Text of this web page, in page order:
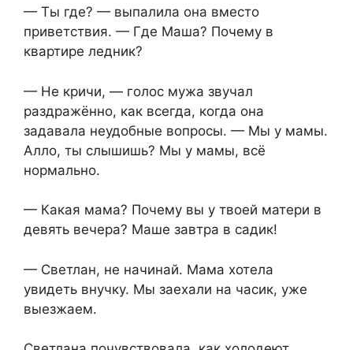
— Ты где? — выпалила она вместо
приветствия. — Где Маша? Почему в
квартире ледник?
— Не кричи, — голос мужа звучал
раздражённо, как всегда, когда она
задавала неудобные вопросы. — Мы у мамы.
Алло, ты слышишь? Мы у мамы, всё
нормально.
— Какая мама? Почему вы у твоей матери в
девять вечера? Маше завтра в садик!
— Светлан, не начинай. Мама хотела
увидеть внучку. Мы заехали на часик, уже
выезжаем.